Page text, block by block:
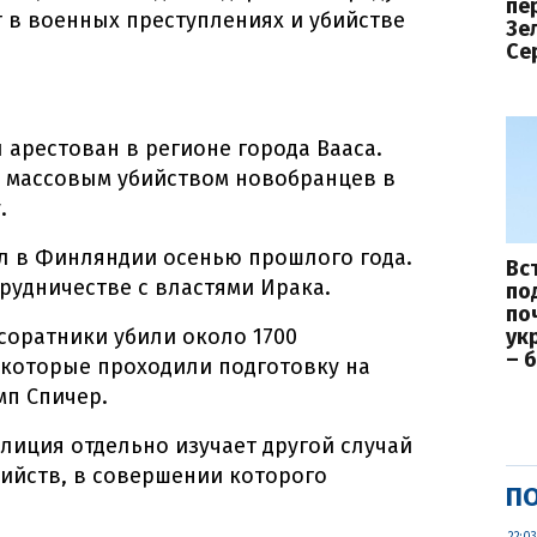
военных преступлениях и убийстве
в регионе города Вааса.
убийством новобранцев в
в Финляндии осенью прошлого года.
с властями Ирака.
убили около 1700
проходили подготовку на
Спичер.
отдельно изучает другой случай
в совершении которого
–